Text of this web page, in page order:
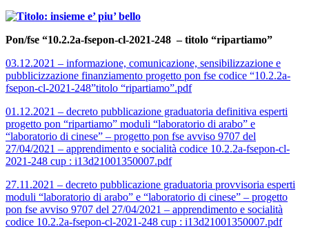
Pon/fse “10.2.2a-fsepon-cl-2021-248 – titolo “ripartiamo”
03.12.2021 – informazione, comunicazione, sensibilizzazione e
pubblicizzazione finanziamento progetto pon fse codice “10.2.2a-
fsepon-cl-2021-248”titolo “ripartiamo”.pdf
01.12.2021 – decreto pubblicazione graduatoria definitiva esperti
progetto pon “ripartiamo” moduli “laboratorio di arabo” e
“laboratorio di cinese” – progetto pon fse avviso 9707 del
27/04/2021 – apprendimento e socialità codice 10.2.2a-fsepon-cl-
2021-248 cup : i13d21001350007.pdf
27.11.2021 – decreto pubblicazione graduatoria provvisoria esperti
moduli “laboratorio di arabo” e “laboratorio di cinese” – progetto
pon fse avviso 9707 del 27/04/2021 – apprendimento e socialità
codice 10.2.2a-fsepon-cl-2021-248 cup : i13d21001350007.pdf